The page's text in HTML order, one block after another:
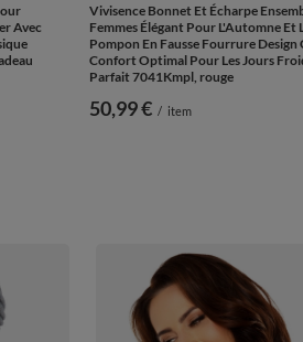
Avec
Vivisence Bonnet Et Écharpe
Femmes Élégant Pour L'Automne Et
Pompon En Fausse Fourrure Design
Confort Optimal Pour Les Jours
Parfait 7041Kmpl, rouge
50,99 € / item